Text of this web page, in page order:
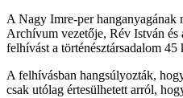
A Nagy Imre-per hanganyagának
Archívum vezetője, Rév István és
felhívást a történésztársadalom 45
A felhívásban hangsúlyozták,
csak utólag értesülhetett arról,